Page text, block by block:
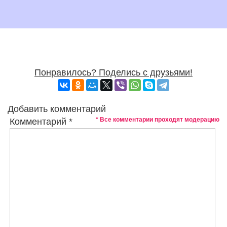
Понравилось? Поделись с друзьями!
Добавить комментарий
* Все комментарии проходят модерацию
Комментарий*